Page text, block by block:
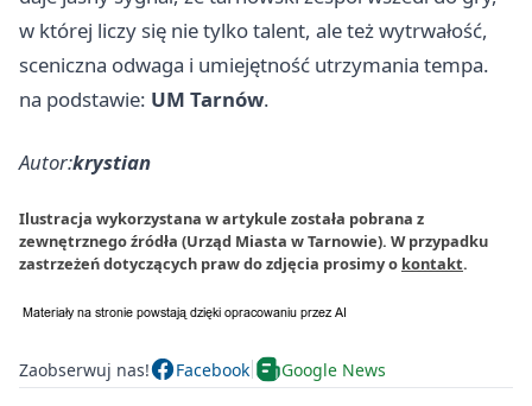
w której liczy się nie tylko talent, ale też wytrwałość,
sceniczna odwaga i umiejętność utrzymania tempa.
na podstawie: UM Tarnów.
Autor:krystian
Ilustracja wykorzystana w artykule została pobrana z
zewnętrznego źródła (Urząd Miasta w Tarnowie). W przypadku
zastrzeżeń dotyczących praw do zdjęcia prosimy o kontakt.
Zaobserwuj nas! Facebook Google News